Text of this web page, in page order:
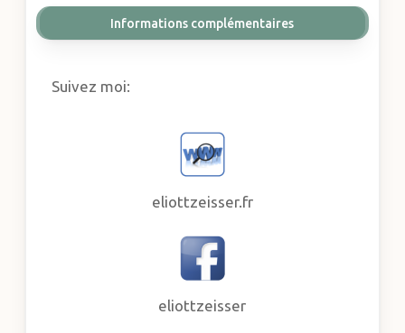
Informations complémentaires
Suivez moi:
eliottzeisser.fr
eliottzeisser